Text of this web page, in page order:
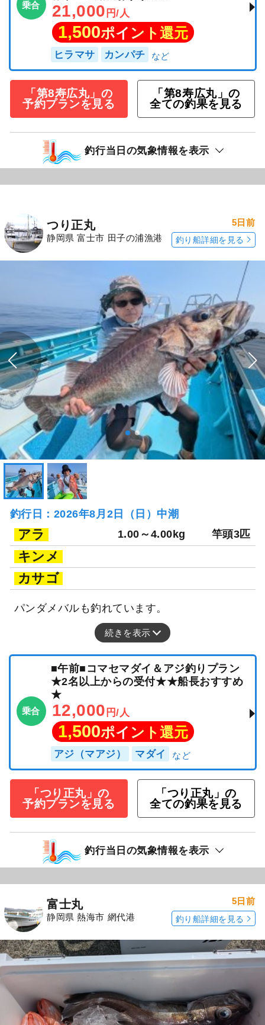
乗合 21,000 円/人
1,500ポイント還元
ヒラマサ カンパチ
「第8寿広丸」の
予約プランを見る
「第8寿広丸」の
全ての釣果を見る
釣行当日の気象情報を表示
つり正丸
静岡県 富士市 田子の浦漁港
5日前
釣り船詳細を見る
釣行日：2026年8月2日（日）中潮
アラ 1.00～4.00kg 竿頭3匹
キンメ
カサゴ
パンダメバルも釣れています。
続きを表示
乗合
■午前■コマセマダイ＆アジ釣りプラン
★2名以上からの受付★★船長おすすめ
★
12,000 円/人
1,500ポイント還元
アジ（マアジ） マダイ
「つり正丸」の
予約プランを見る
「つり正丸」の
全ての釣果を見る
釣行当日の気象情報を表示
富士丸
静岡県 熱海市 網代港
5日前
釣り船詳細を見る